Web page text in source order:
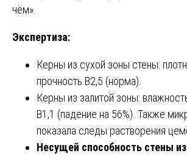
чём».
Экспертиза:
Керны из сухой зоны стены:
прочность B2,5 (норма).
Керны из залитой зоны:
B1,1 (падение на 56%). Также
показала следы растворения
Несущей способность стены из